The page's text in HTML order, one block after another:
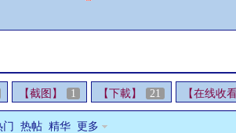
›
【截图】 1 【下載】 21 【在线收
门 热帖 精华 更多